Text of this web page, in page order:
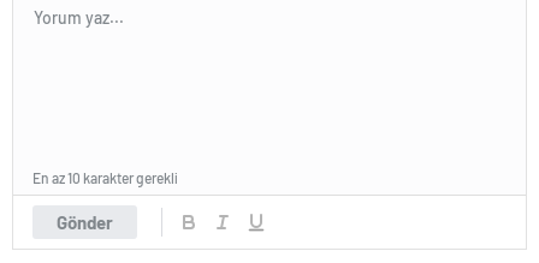
Gönder
En az 10 karakter gerekli